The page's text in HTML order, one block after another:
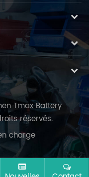
Tmax Battery
réservés.
charge